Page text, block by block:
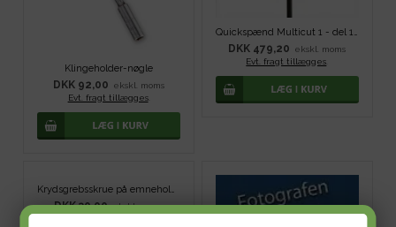
Klingeholder-nøgle
DKK 92,00
ekskl. moms
Evt. fragt tillægges.
Quickspænd Multicut 1 - del 12
DKK 479,20
ekskl. moms
Evt. fragt tillægges
Krydsgrebsskrue på emneholder
DKK 30,00ekskl. moms